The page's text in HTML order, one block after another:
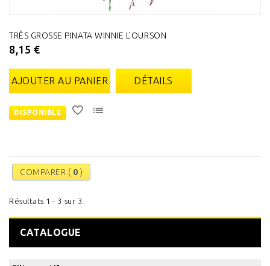
TRÈS GROSSE PINATA WINNIE L'OURSON
8,15 €
AJOUTER AU PANIER DÉTAILS
DISPONIBLE
COMPARER ( 0 )
Résultats 1 - 3 sur 3.
CATALOGUE